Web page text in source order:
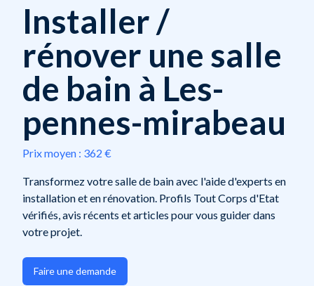
Installer /
rénover une salle
de bain à Les-
pennes-mirabeau
Prix moyen : 362 €
Transformez votre salle de bain avec l'aide d'experts en
installation et en rénovation. Profils Tout Corps d'Etat
vérifiés, avis récents et articles pour vous guider dans
votre projet.
Faire une demande